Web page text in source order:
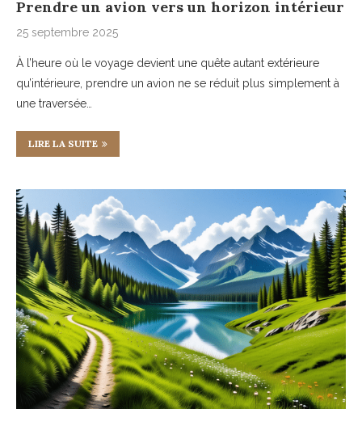
Prendre un avion vers un horizon intérieur
25 septembre 2025
À l’heure où le voyage devient une quête autant extérieure
qu’intérieure, prendre un avion ne se réduit plus simplement à
une traversée…
LIRE LA SUITE